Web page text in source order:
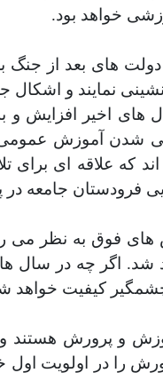
خواهد بود.
نمایند و
شدن آموزش
که علاقه ای برای
فرودستان جامعه
های فوق به نظر می
اگر چه در سال
کیفیت خواهد
و پرورش هستند و
را در اولویت اول